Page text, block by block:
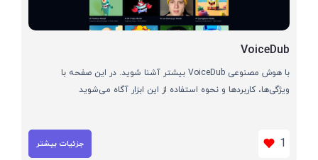
VoiceDub
با هوش مصنوعی VoiceDub بیشتر آشنا شوید. در این صفحه با
ویژگی‌ها، کاربردها و نحوه استفاده از این ابزار آگاه می‌شوید
1 جزئیات بیشتر